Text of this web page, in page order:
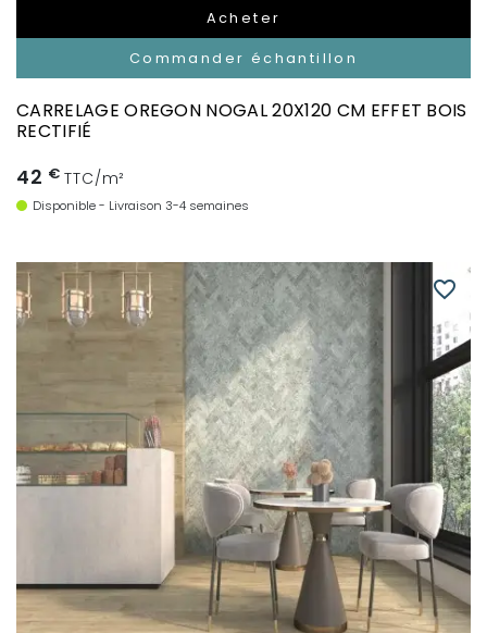
Acheter
Commander échantillon
CARRELAGE OREGON NOGAL 20X120 CM EFFET BOIS
RECTIFIÉ
42 € TTC/m²
Disponible - Livraison 3-4 semaines
favorite_border